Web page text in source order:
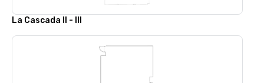
La Cascada II - III